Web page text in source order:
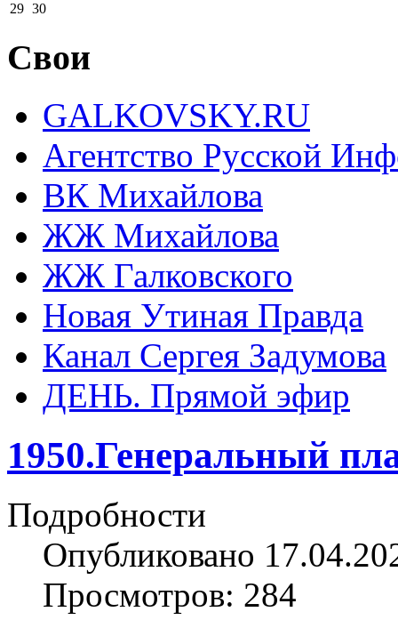
29 30
Свои
GALKOVSKY.RU
Агентство Русской
ВК Михайлова
ЖЖ Михайлова
ЖЖ Галковского
Новая Утиная Правда
Канал Сергея Задумова
ДЕНЬ. Прямой эфир
1950.Генеральный
Подробности
Опубликовано
Просмотров: 284